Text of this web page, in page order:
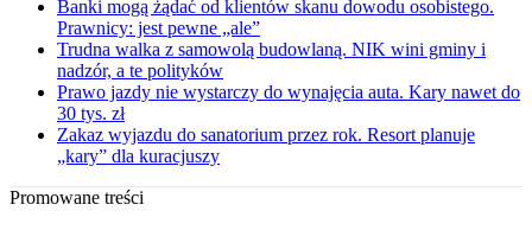
Banki mogą żądać od klientów skanu dowodu osobistego.
Prawnicy: jest pewne „ale”
Trudna walka z samowolą budowlaną. NIK wini gminy i
nadzór, a te polityków
Prawo jazdy nie wystarczy do wynajęcia auta. Kary nawet do
30 tys. zł
Zakaz wyjazdu do sanatorium przez rok. Resort planuje
„kary” dla kuracjuszy
Promowane treści